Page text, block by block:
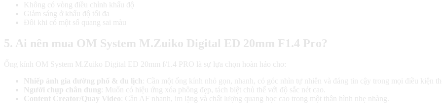
Không có vòng điều chỉnh khẩu độ
Giảm sáng ở khẩu độ tối đa
Đôi khi có một số quang sai màu
5. Ai nên mua OM System M.Zuiko Digital ED 20mm F1.4 Pro?
Ống kính OM System M.Zuiko Digital ED 20mm f/1.4 PRO là sự lựa chọn hoàn hảo cho:
Nhiếp ảnh gia đường phố & du lịch
: Cần một ống kính nhỏ gọn, nhanh, có góc nhìn tự nhiên và đáng tin cậy trong mọi điều kiện
Người chụp chân dung : Muốn có hiệu ứng xóa phông đẹp, tách biệt chủ thể với độ sắc nét cao.
Content Creator/Quay Video : Cần AF nhanh, im lặng và chất lượng quang học cao trong một thân hình nhẹ nhàng.